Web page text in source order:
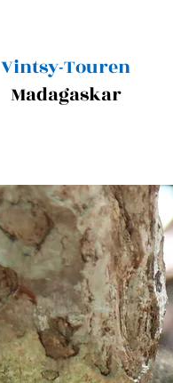
Vintsy-Touren
Madagaskar